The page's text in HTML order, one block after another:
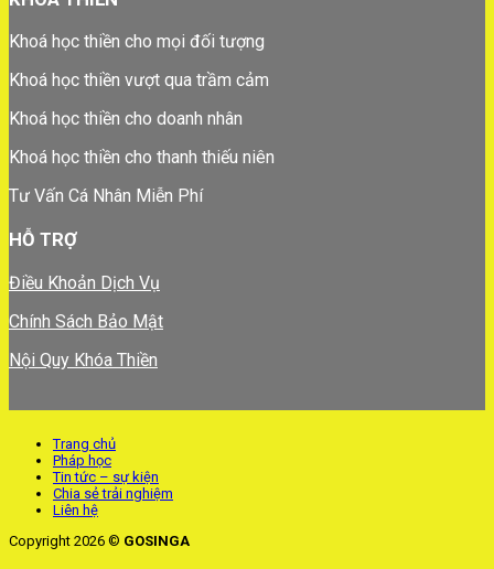
Khoá học thiền cho mọi đối tượng
Khoá học thiền vượt qua trầm cảm
Khoá học thiền cho doanh nhân
Khoá học thiền cho thanh thiếu niên
Tư Vấn Cá Nhân Miễn Phí
HỖ TRỢ
Điều Khoản Dịch Vụ
Chính Sách Bảo Mật
Nội Quy Khóa Thiền
Trang chủ
Pháp học
Tin tức – sự kiện
Chia sẻ trải nghiệm
Liên hệ
Copyright 2026 © GOSINGA